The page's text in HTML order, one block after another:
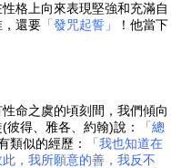
格上向來表現堅強和充滿自
還要 「發咒起誓」
！他當下
命之虞的頃刻間，我們傾向
得、雅各、約翰)說：
「總
類似的經歷：
「我也知道在
，我所願意的善，我反不